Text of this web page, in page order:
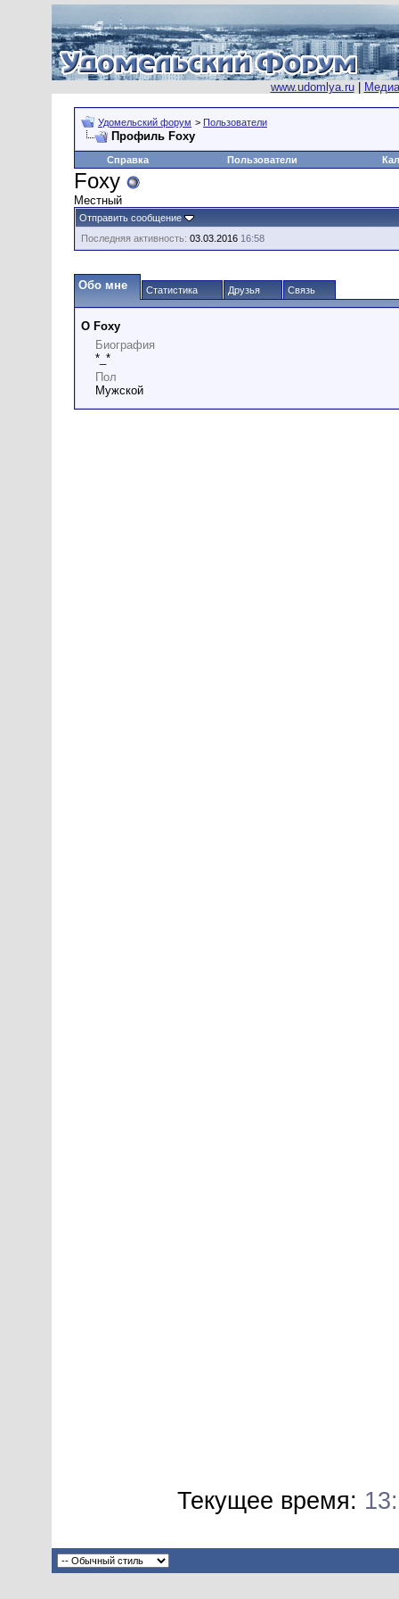
www.udomlya.ru|
Удомельский форум > Пользователи
Профиль Foxy
Справка Пользователи
Foxy
Местный
Отправить сообщение
Последняя активность: 03.03.2016 16:58
Обо мне Статистика Друзья Связь
О Foxy
Биография
*_*
Пол
Мужской
Текущее время: